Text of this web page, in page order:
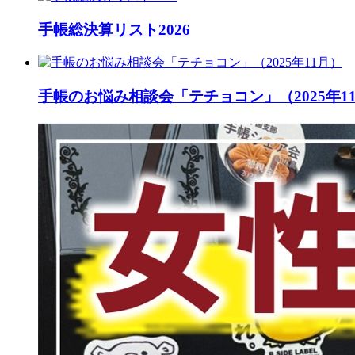
手帳総決算リスト2026
手帳のお悩み相談会「テチョコン」（2025年